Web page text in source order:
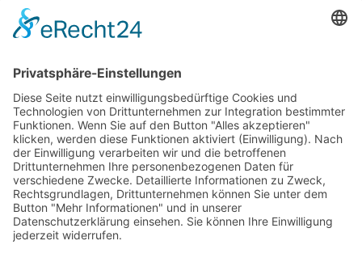
PROGRAMME FÜR GRUPPEN
DOWNLOADS
PROGRAMMHEFT
GRUPPENPROGRAMME
NEWSLETTER
RUNDFLUG
ARCHIV